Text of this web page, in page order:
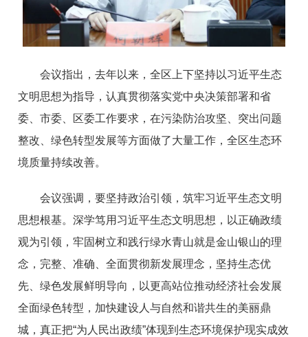
会议指出，去年以来，全区上下坚持以习近平生态
文明思想为指导，认真贯彻落实党中央决策部署和省
委、市委、区委工作要求，在污染防治攻坚、突出问题
整改、绿色转型发展等方面做了大量工作，全区生态环
境质量持续改善。
会议强调，要坚持政治引领，筑牢习近平生态文明
思想根基。深学笃用习近平生态文明思想，以正确政绩
观为引领，牢固树立和践行绿水青山就是金山银山的理
念，完整、准确、全面贯彻新发展理念，坚持生态优
先、绿色发展鲜明导向，以更高站位推动经济社会发展
全面绿色转型，加快建设人与自然和谐共生的美丽鼎
城，真正把“为人民出政绩”体现到生态环境保护现实成效